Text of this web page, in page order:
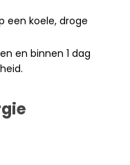
een koele, droge
en binnen 1 dag